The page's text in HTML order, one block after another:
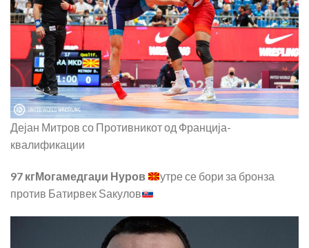
Дејан Митров со Противникот од Франција-
квалификации
97 кгМогамедгаџи Нуров
утре се бори за бронза
против Батирвек Ѕакулов